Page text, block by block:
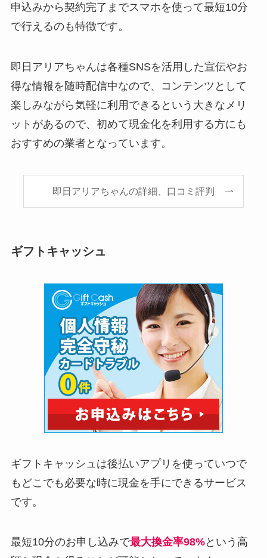
申込みから契約完了までスマホを使って最短10分
で行えるのも特徴です。
即日アリアちゃんは各種SNSを活用した宣伝やお
得な情報を随時配信中なので、コンテンツとして
楽しみながら気軽に利用できるという大きなメリ
ットがあるので、初めて現金化を利用する方にも
おすすめの業者となっています。
即日アリアちゃんの詳細、口コミ評判
ギフトキャッシュ
ギフトキャッシュは後払いアプリを使っていつで
もどこでも必要な時に現金を手にできるサービス
です。
最短10分のお申し込みで最大換金率98%という高